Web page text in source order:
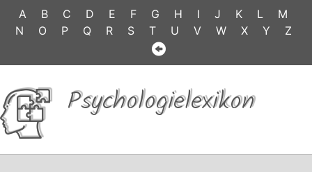
A B C D E F G H I J K L
M
N
O P Q R S T U V W X Y Z
Psychologielexikon